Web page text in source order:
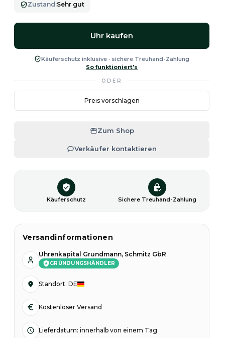
Zustand :Sehr gut
Uhr kaufen
Käuferschutz inklusive · sichere Treuhand-Zahlung
So funktioniert's
ODER
Preis vorschlagen
Zum Shop
Verkäufer kontaktieren
Käuferschutz Sichere Treuhand-Zahlung
Versandinformationen
Uhrenkapital Grundmann, Schmitz GbR
GRÜNDUNGSHÄNDLER
Standort: DE
Kostenloser Versand
Lieferdatum: innerhalb von einem Tag